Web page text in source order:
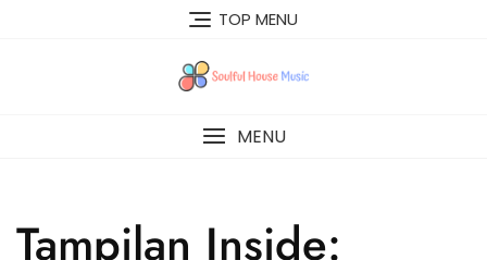
TOP MENU
MENU
Tampilan Inside: